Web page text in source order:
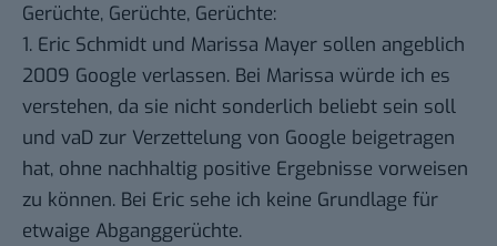
Gerüchte, Gerüchte, Gerüchte:
1. Eric Schmidt und Marissa Mayer sollen angeblich
2009 Google verlassen. Bei Marissa würde ich es
verstehen, da sie nicht sonderlich beliebt sein soll
und vaD zur Verzettelung von Google beigetragen
hat, ohne nachhaltig positive Ergebnisse vorweisen
zu können. Bei Eric sehe ich keine Grundlage für
etwaige Abganggerüchte.